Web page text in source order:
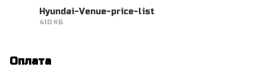
Hyundai-Venue-price-list
410 КБ
Оплата